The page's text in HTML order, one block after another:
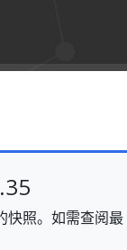
快照。如需查阅最